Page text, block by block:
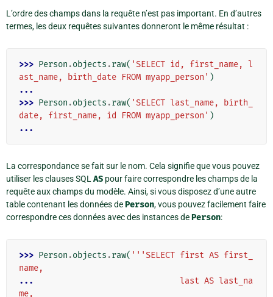
L’ordre des champs dans la requête n’est pas important. En d’autres
termes, les deux requêtes suivantes donneront le même résultat :
>>> Person .objects .raw( 'SELECT id, first_name, l
ast_name, birth_date FROM myapp_person' )
...
>>> Person .objects .raw( 'SELECT last_name, birth_
date, first_name, id FROM myapp_person' )
...
La correspondance se fait sur le nom. Cela signifie que vous pouvez
utiliser les clauses SQL AS pour faire correspondre les champs de la
requête aux champs du modèle. Ainsi, si vous disposez d’une autre
table contenant les données dePerson, vous pouvez facilement faire
correspondre ces données avec des instances dePerson:
>>> Person .objects .raw( '''SELECT first AS first_
name,
...
                             last AS last_na
me,